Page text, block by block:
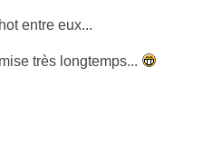
entre eux...
très longtemps...